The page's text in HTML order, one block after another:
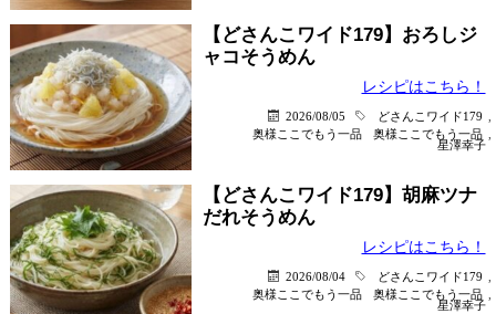
【どさんこワイド179】おろしジ
ャコそうめん
レシピはこちら！
2026/08/05 どさんこワイド179
奥様ここでもう一品
奥様ここでもう一品
星澤幸子
【どさんこワイド179】胡麻ツナ
だれそうめん
レシピはこちら！
2026/08/04 どさんこワイド179
奥様ここでもう一品
奥様ここでもう一品
星澤幸子